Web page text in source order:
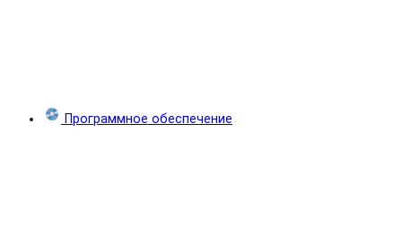
Программное обеспечение